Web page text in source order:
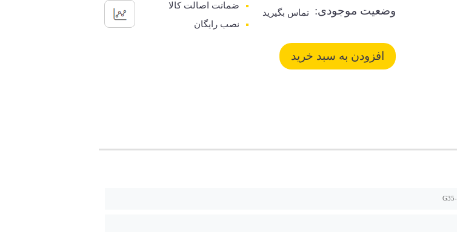
وضعیت موجودی: تماس بگیرید
ضمانت اصالت کالا
نصب رایگان